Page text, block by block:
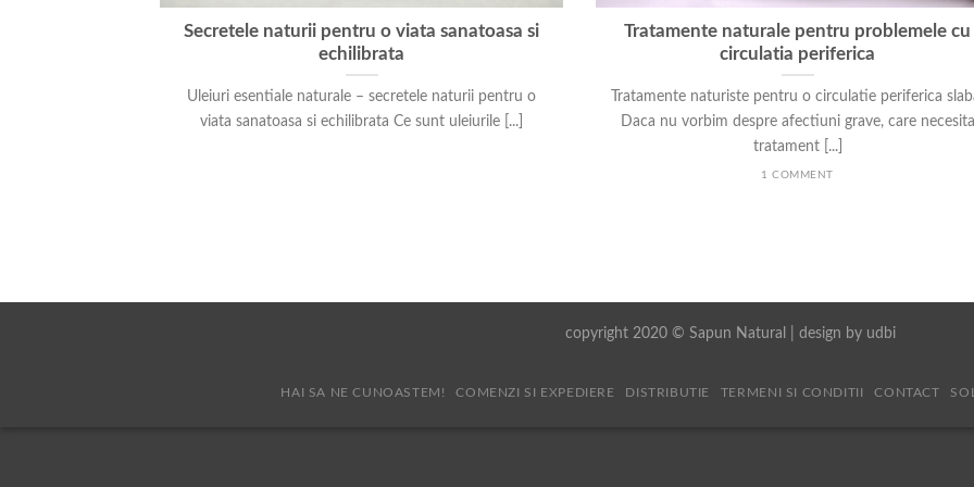
Secretele naturii pentru o viata sanatoasa si
echilibrata
Uleiuri esentiale naturale – secretele naturii pentru o
viata sanatoasa si echilibrata Ce sunt uleiurile [...]
Tratamente naturale pentru problemele cu
circulatia periferica
Tratamente naturiste pentru o circulatie periferica
Daca nu vorbim despre afectiuni grave, care necesita
tratament [...]
1 COMMENT
copyright 2020 © Sapun Natural | design by udbi
HAI SA NE CUNOASTEM! COMENZI SI EXPEDIERE DISTRIBUTIE TERMENI SI CONDITII CONTACT